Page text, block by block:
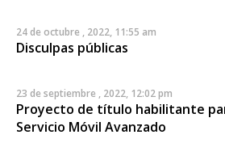
24 de octubre , 2022, 11:55 am
Disculpas públicas
23 de septiembre , 2022, 12:02 pm
Proyecto de título habilitante
Servicio Móvil Avanzado